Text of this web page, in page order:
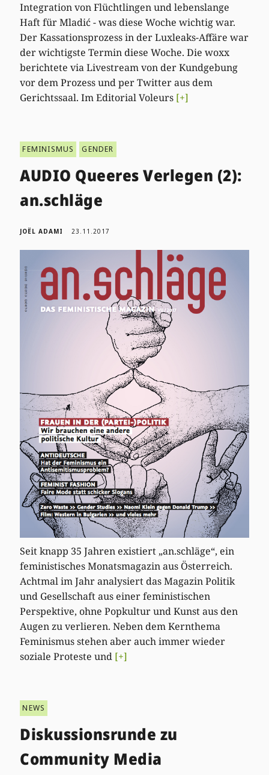
Integration von Flüchtlingen und lebenslange
Haft für Mladić - was diese Woche wichtig war.
Der Kassationsprozess in der Luxleaks-Affäre war
der wichtigste Termin diese Woche. Die woxx
berichtete via Livestream von der Kundgebung
vor dem Prozess und per Twitter aus dem
Gerichtssaal. Im Editorial Voleurs [+]
FEMINISMUS GENDER
AUDIO Queeres Verlegen (2):
an.schläge
JOËL ADAMI 23.11.2017
Seit knapp 35 Jahren existiert „an.schläge“, ein
feministisches Monatsmagazin aus Österreich.
Achtmal im Jahr analysiert das Magazin Politik
und Gesellschaft aus einer feministischen
Perspektive, ohne Popkultur und Kunst aus den
Augen zu verlieren. Neben dem Kernthema
Feminismus stehen aber auch immer wieder
soziale Proteste und [+]
NEWS
Diskussionsrunde zu
Community Media